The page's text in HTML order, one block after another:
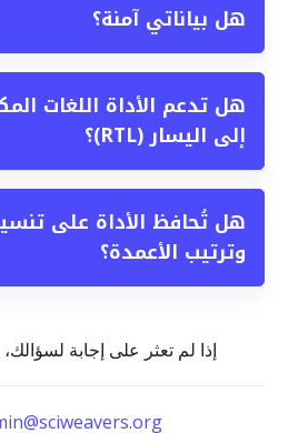
هل بياناتي آمنة؟
هل تدعم الأداة اللغات
إلى اليسار (RTL)؟
هل تُحافظ الأداة على
وترتيب الأعمدة؟
إذا لم تعثر على إجابة